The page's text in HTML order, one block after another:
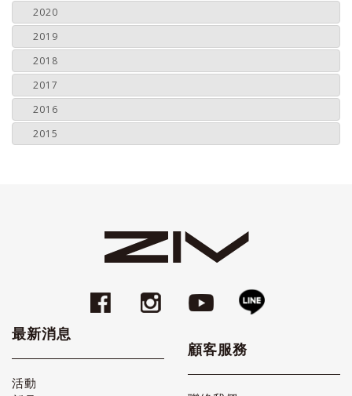
2020
2019
2018
2017
2016
2015
最新消息
活動
顧客服務